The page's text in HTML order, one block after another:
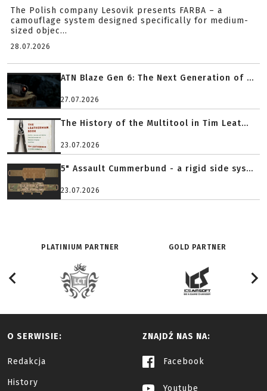
The Polish company Lesovik presents FARBA – a
camouflage system designed specifically for medium-
sized objec...
28.07.2026
ATN Blaze Gen 6: The Next Generation of ...
27.07.2026
The History of the Multitool in Tim Leat...
23.07.2026
5" Assault Cummerbund - a rigid side sys...
23.07.2026
PLATINIUM PARTNER GOLD PARTNER
O SERWISIE:
Redakcja
History
ZNAJDŹ NAS NA:
Facebook
Youtube